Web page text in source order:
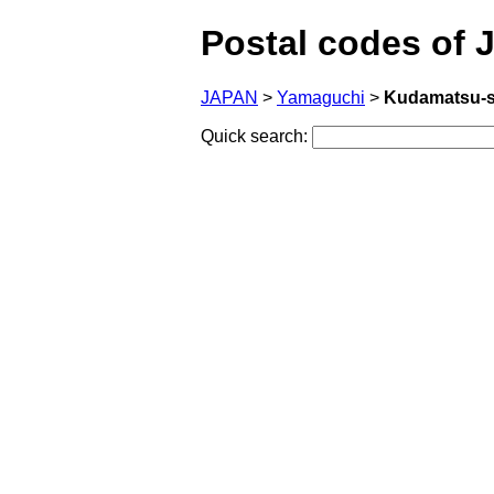
Postal codes of
JAPAN > Yamaguchi > Kudamatsu-
Quick search: